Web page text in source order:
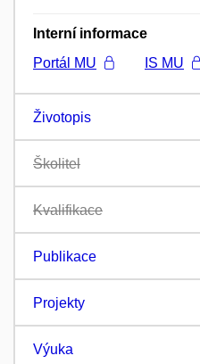
Interní informace
Portál MU
IS MU
Životopis
Školitel
Kvalifikace
Publikace
Projekty
Výuka